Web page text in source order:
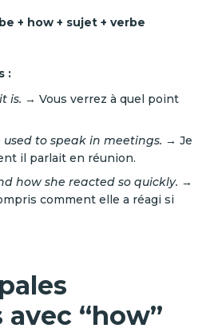
+ how + sujet + verbe
:
is. → Vous verrez à quel point
to speak in meetings. → Je
il parlait en réunion.
how she reacted so quickly. →
comment elle a réagi si
“how”